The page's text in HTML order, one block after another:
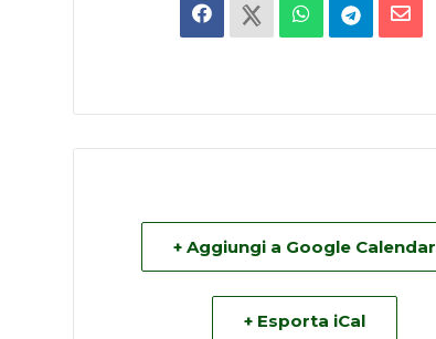
+ Aggiungi a Google Calendar
+ Esporta iCal